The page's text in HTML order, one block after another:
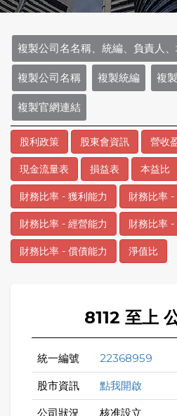
複製公司名名稱、統編、負責人
複製公司名稱 複製統編 複
複製官網連結
股利政策 股東會資訊 營收
現金流量表 損益表 本益比
財務比率 - 獲利能力 財務比率 -
財務比率 - 經營能力 財務比率
財務比率 - 償債能力 淨值比
8112 至上
統一編號 22368959
股市資訊 點我開啟
公司狀況
核准設立